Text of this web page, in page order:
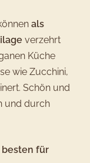
als
verzehrt
Küche
wie Zucchini,
Schön und
und durch
besten für